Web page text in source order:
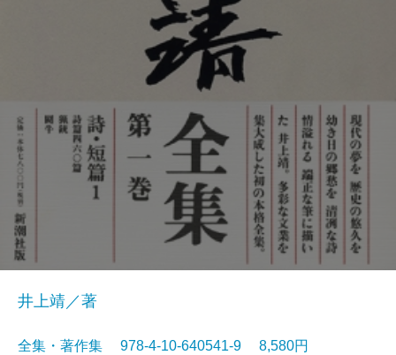
井上靖／著
全集・著作集 978-4-10-640541-9 8,580円